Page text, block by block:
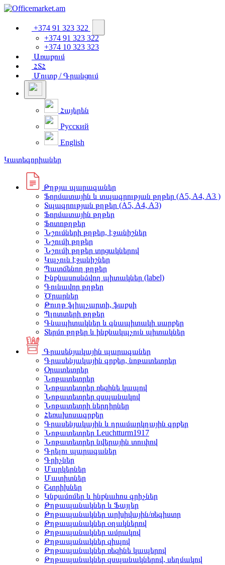
+374 91 323 322
+374 91 323 322
+374 10 323 323
Առաքում
ՀՏՀ
Մուտք / Գրանցում
Հայերեն
Русский
English
Կատեգորիաներ
Թղթյա պարագաներ
Ֆորմատային և տպագրության թղթեր (A5, A4, A3 )
Տպագրության թղթեր (A5, A4, A3)
Ֆորմատային թղթեր
Ֆոտոթղթեր
Նշումների թղթեր, էջանիշներ
Նշումի թղթեր
Նշումի թղթեր տրցակներով
Կպչուն էջանիշներ
Պատճենող թղթեր
Ինքնասոսնձվող պիտակներ (label)
Գունավոր թղթեր
Ծրարներ
Թուղթ ֆլիպչարտի, ֆաքսի
Պլոտտերի թղթեր
Գնապիտակներ և գնապիտակի սարքեր
Տերմո թղթեր և ինքնակպչուն պիտակներ
Գրասենյակային պարագաներ
Գրասենյակային գրքեր, նոթատետրեր
Օրատետրեր
Նոթատետրեր
Նոթատետրեր ռեզինե կապով
Նոթատետրեր զսպանակով
Նոթատետրի ներդիրներ
Հեռախոսագրքեր
Գրասենյակային և դրամարկղային գրքեր
Նոթատետրեր Leuchtturm1917
Նոթատետրեր նվերային տուփով
Գրելու պարագաներ
Գրիչներ
Մարկերներ
Մատիտներ
Շտրիխներ
Կնքամոմեր և ինքնահոս գրիչներ
Թղթապանակներ և Ֆայլեր
Թղթապանակներ արխիվային/ռեգիստր
Թղթապանակներ օղակներով
Թղթապանակներ ամրակով
Թղթապանակներ զիպով
Թղթապանակներ ռեզինե կապերով
Թղթապանակներ զսպանակներով, սեղմակով